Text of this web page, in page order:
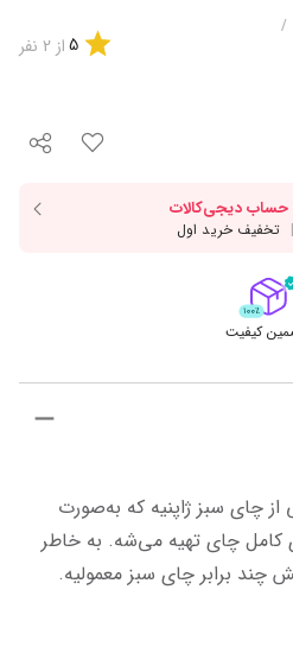
/
5از 2 نفر
کیفیت
برابر چای سبز معمولیه.